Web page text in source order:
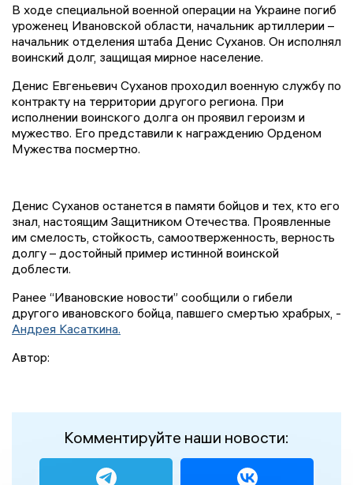
В ходе специальной военной операции на Украине погиб
уроженец Ивановской области, начальник артиллерии –
начальник отделения штаба Денис Суханов. Он исполнял
воинский долг, защищая мирное население.
Денис Евгеньевич Суханов проходил военную службу по
контракту на территории другого региона. При
исполнении воинского долга он проявил героизм и
мужество. Его представили к награждению Орденом
Мужества посмертно.
Денис Суханов останется в памяти бойцов и тех, кто его
знал, настоящим Защитником Отечества. Проявленные
им смелость, стойкость, самоотверженность, верность
долгу – достойный пример истинной воинской
доблести.
Ранее “Ивановские новости” сообщили о гибели
другого ивановского бойца, павшего смертью храбрых, -
Андрея Касаткина.
Автор:
Комментируйте наши новости: